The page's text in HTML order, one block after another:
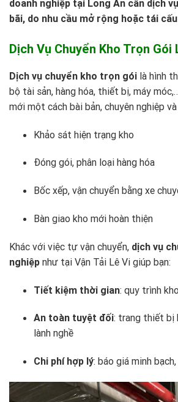
doanh nghiệp tại Long An cần dịch
bãi, do nhu cầu mở rộng hoặc tái
Dịch Vụ Chuyển Kho Trọn Gói
Dịch vụ chuyển kho trọn gói là hình
bộ tài sản, hàng hóa, thiết bị, máy
mới một cách bài bản, chuyên nghiệp
Khảo sát hiện trạng kho
Đóng gói, phân loại hàng hóa
Bốc xếp, vận chuyển bằng xe
Bàn giao kho mới hoàn thiện
Khác với việc tự vận chuyển, dịch vụ
nghiệp như tại Vận Tải Lê Vi giúp bạn:
Tiết kiệm thời gian: quy trình
An toàn tuyệt đối: trang thiết bị
lành nghề
Chi phí hợp lý: báo giá minh